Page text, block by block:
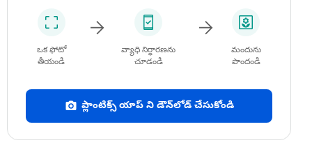
ఒక ఫోటో
తీయండి
వ్యాధి నిర్ధారణను
చూడండి
మందును
పొందండి
ప్లాంటిక్స్ యాప్ ని డౌన్‌లోడ్ చేసుకోండి